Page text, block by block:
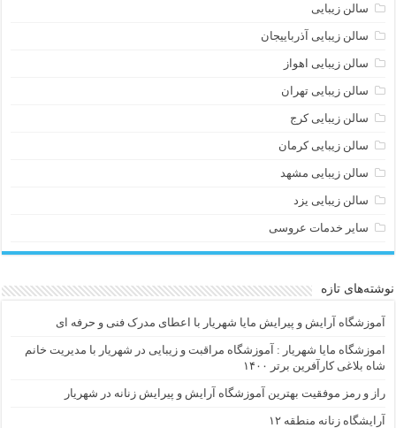
سالن زیبایی
سالن زیبایی آذرباییجان
سالن زیبایی اهواز
سالن زیبایی تهران
سالن زیبایی کرج
سالن زیبایی کرمان
سالن زیبایی مشهد
سالن زیبایی یزد
سایر خدمات عروسی
نوشته‌های تازه
آموزشگاه آرایش و پیرایش مایا شهریار با اعطای مدرک فنی و حرفه ای
اموزشگاه مایا شهریار : آموزشگاه مراقبت و زیبایی در شهریار با مدیریت خانم
شاه بلاغی کارآفرین برتر ۱۴۰۰
راز و رمز موفقیت بهترین آموزشگاه آرایش و پیرایش زنانه در شهریار
آرایشگاه زنانه منطقه ۱۲